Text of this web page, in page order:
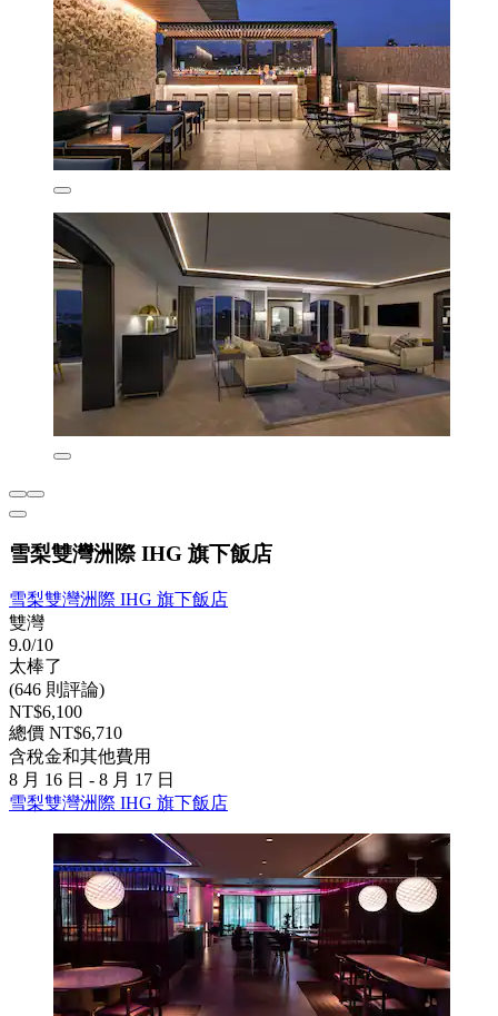
雪梨雙灣洲際 IHG 旗下飯店
雪梨雙灣洲際 IHG 旗下飯店
雙灣
9.0/10
太棒了
(646 則評論)
NT$6,100
總價 NT$6,710
含稅金和其他費用
8 月 16 日 - 8 月 17 日
雪梨雙灣洲際 IHG 旗下飯店